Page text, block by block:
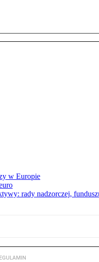
w Europie
rady nadzorczej,